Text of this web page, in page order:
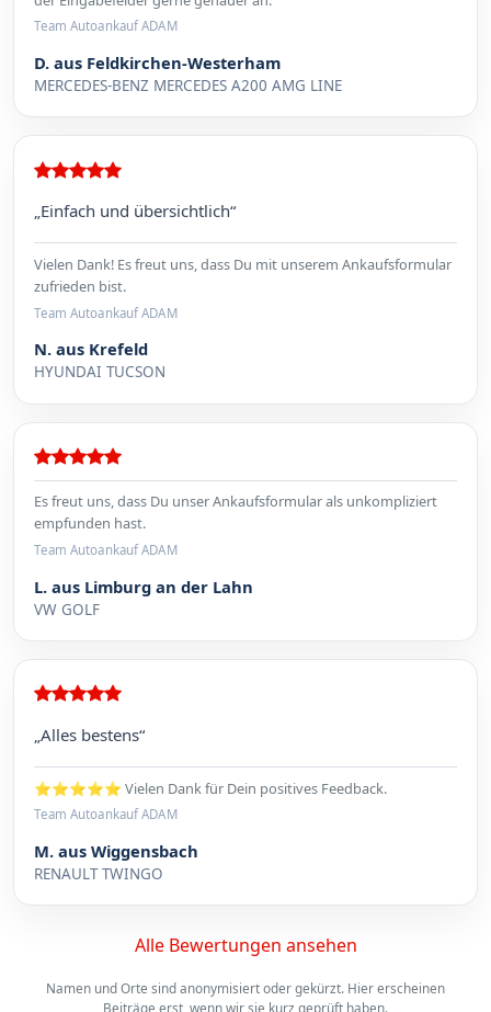
Team Autoankauf ADAM
D. aus Feldkirchen-Westerham
MERCEDES-BENZ MERCEDES A200 AMG LINE
„Einfach und übersichtlich“
Vielen Dank! Es freut uns, dass Du mit unserem Ankaufsformular
zufrieden bist.
Team Autoankauf ADAM
N. aus Krefeld
HYUNDAI TUCSON
Es freut uns, dass Du unser Ankaufsformular als unkompliziert
empfunden hast.
Team Autoankauf ADAM
L. aus Limburg an der Lahn
VW GOLF
„Alles bestens“
⭐⭐⭐⭐⭐ Vielen Dank für Dein positives Feedback.
Team Autoankauf ADAM
M. aus Wiggensbach
RENAULT TWINGO
Alle Bewertungen ansehen
Namen und Orte sind anonymisiert oder gekürzt. Hier erscheinen
Beiträge erst, wenn wir sie kurz geprüft haben.